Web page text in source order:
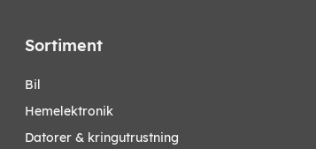
Sortiment
bil
hemelektronik
datorer & kringutrustning